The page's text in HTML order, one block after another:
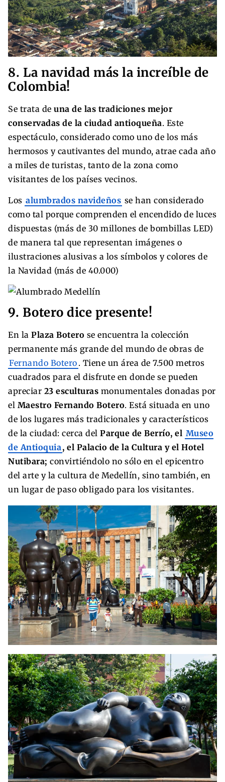
8. La navidad más la increíble de
Colombia!
Se trata de una de las tradiciones mejor
conservadas de la ciudad antioqueña. Este
espectáculo, considerado como uno de los más
hermosos y cautivantes del mundo, atrae cada año
a miles de turistas, tanto de la zona como
visitantes de los países vecinos.
Los alumbrados navideños se han considerado
como tal porque comprenden el encendido de luces
dispuestas (más de 30 millones de bombillas LED)
de manera tal que representan imágenes o
ilustraciones alusivas a los símbolos y colores de
la Navidad (más de 40.000)
9. Botero dice presente!
En la Plaza Botero se encuentra la colección
permanente más grande del mundo de obras de
Fernando Botero . Tiene un área de 7.500 metros
cuadrados para el disfrute en donde se pueden
apreciar 23 esculturas monumentales donadas por
el Maestro Fernando Botero. Está situada en uno
de los lugares más tradicionales y característicos
de la ciudad: cerca del Parque de Berrío, el Museo
de Antioquia, el Palacio de la Cultura y el Hotel
Nutibara; convirtiéndolo no sólo en el epicentro
del arte y la cultura de Medellín, sino también, en
un lugar de paso obligado para los visitantes.